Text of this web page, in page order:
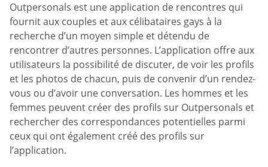
Outpersonals est une application de rencontres qui
fournit aux couples et aux célibataires gays à la
recherche d’un moyen simple et détendu de
rencontrer d’autres personnes. L’application offre aux
utilisateurs la possibilité de discuter, de voir les profils
et les photos de chacun, puis de convenir d’un rendez-
vous ou d’avoir une conversation. Les hommes et les
femmes peuvent créer des profils sur Outpersonals et
rechercher des correspondances potentielles parmi
ceux qui ont également créé des profils sur
l’application.